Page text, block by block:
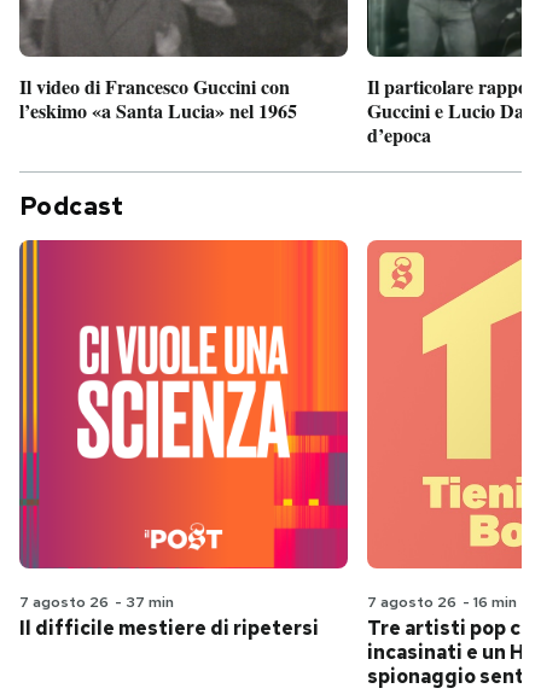
Il video di Francesco Guccini con
l’eskimo «a Santa Lucia» nel 1965
Il particolare
Guccini e Lucio
d’epoca
Podcast
7 agosto 26 - 37 min
Il difficile mestiere di ripetersi
7 agosto 26 - 16 min
Tre artisti pop
incasinati e un
spionaggio